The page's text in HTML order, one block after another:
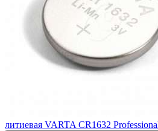
литиевая VARTA CR1632